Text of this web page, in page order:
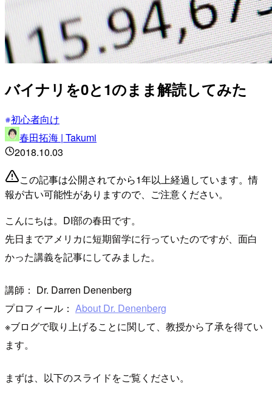
バイナリを0と1のまま解読してみた
初心者向け
春田拓海 | Takumi
2018.10.03
この記事は公開されてから1年以上経過しています。情
報が古い可能性がありますので、ご注意ください。
こんにちは。DI部の春田です。
先日までアメリカに短期留学に行っていたのですが、面白
かった講義を記事にしてみました。
講師： Dr. Darren Denenberg
プロフィール： About Dr. Denenberg
※ブログで取り上げることに関して、教授から了承を得てい
ます。
まずは、以下のスライドをご覧ください。